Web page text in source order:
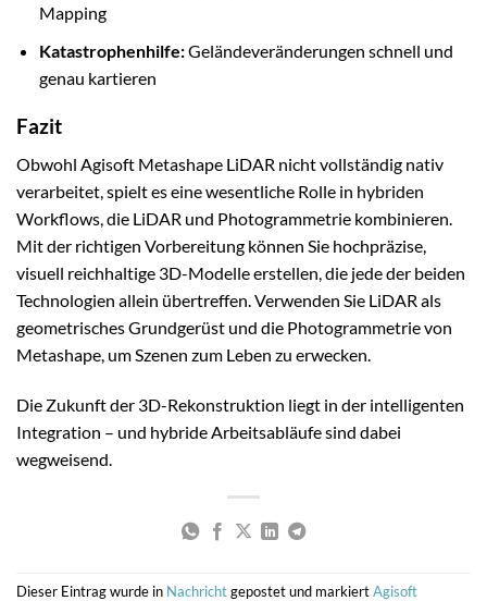
Mapping
Katastrophenhilfe:Geländeveränderungen schnell und
genau kartieren
Fazit
Obwohl Agisoft Metashape LiDAR nicht vollständig nativ
verarbeitet, spielt es eine wesentliche Rolle in hybriden
Workflows, die LiDAR und Photogrammetrie kombinieren.
Mit der richtigen Vorbereitung können Sie hochpräzise,
visuell reichhaltige 3D-Modelle erstellen, die jede der beiden
Technologien allein übertreffen. Verwenden Sie LiDAR als
geometrisches Grundgerüst und die Photogrammetrie von
Metashape, um Szenen zum Leben zu erwecken.
Die Zukunft der 3D-Rekonstruktion liegt in der intelligenten
Integration – und hybride Arbeitsabläufe sind dabei
wegweisend.
Dieser Eintrag wurde in Nachrichtgepostet und markiertAgisoft